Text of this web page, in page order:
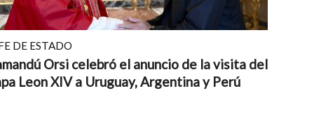
DE ESTADO
Orsi celebró el anuncio de la visita del
Leon XIV a Uruguay, Argentina y Perú